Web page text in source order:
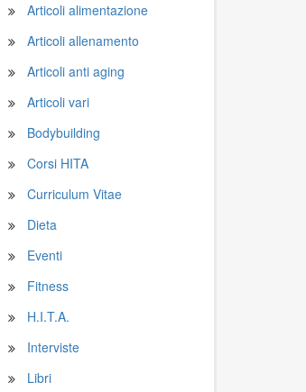
Articoli alimentazione
Articoli allenamento
Articoli anti aging
Articoli vari
Bodybuilding
Corsi HITA
Curriculum Vitae
Dieta
Eventi
Fitness
H.I.T.A.
Interviste
Libri